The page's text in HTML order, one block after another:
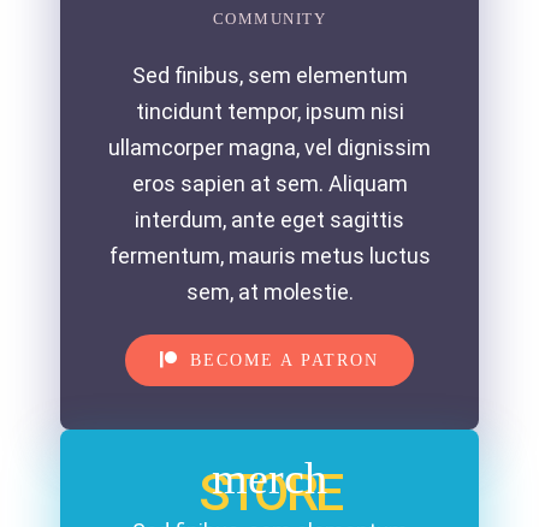
COMMUNITY
Sed finibus, sem elementum
tincidunt tempor, ipsum nisi
ullamcorper magna, vel dignissim
eros sapien at sem. Aliquam
interdum, ante eget sagittis
fermentum, mauris metus luctus
sem, at molestie.
BECOME A PATRON
STORE
merch